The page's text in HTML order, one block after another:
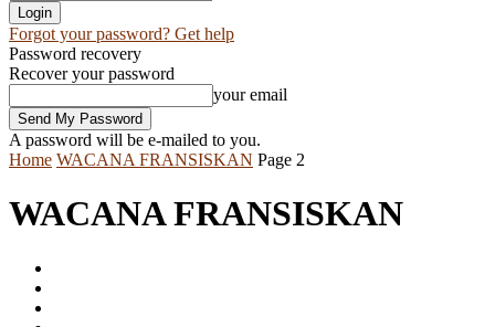
Forgot your password? Get help
Password recovery
Recover your password
your email
A password will be e-mailed to you.
Home WACANA FRANSISKAN Page 2
WACANA FRANSISKAN